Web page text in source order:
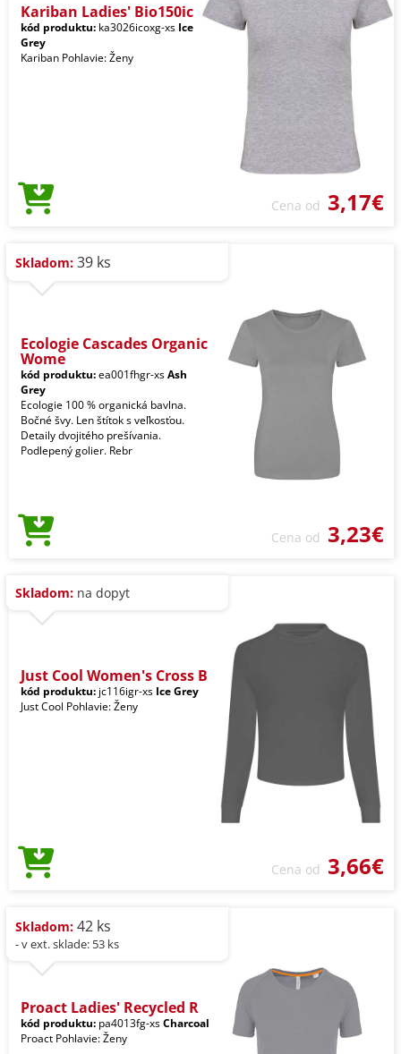
Kariban Ladies' Bio150ic
kód produktu: ka3026icoxg-xs Ice
Grey
Kariban Pohlavie: Ženy
Cena od 3,17€
Skladom: 39 ks
Ecologie Cascades Organic
Wome
kód produktu:ea001fhgr-xsAsh
Grey
Ecologie 100 % organická bavlna.
Bočné švy. Len štítok s veľkosťou.
Detaily dvojitého prešívania.
Podlepený golier. Rebr
Cena od 3,23€
Skladom: na dopyt
Just Cool Women's Cross B
kód produktu: jc116igr-xs Ice Grey
Just Cool Pohlavie: Ženy
Cena od 3,66€
Skladom: 42 ks
- v ext. sklade: 53 ks
Proact Ladies' Recycled R
kód produktu: pa4013fg-xsCharcoal
Proact Pohlavie: Ženy